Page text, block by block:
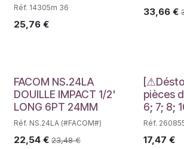
Réf. 14305m 36
25,76 €
33,66€
FACOM NS.24LA
DOUILLE IMPACT 1/2'
LONG 6PT 24MM
Réf. NS.24LA (#FACOM#)
22,54 € 23,48€
Déstockage
pièces
6; 7; 8;
Réf.
17,47 €